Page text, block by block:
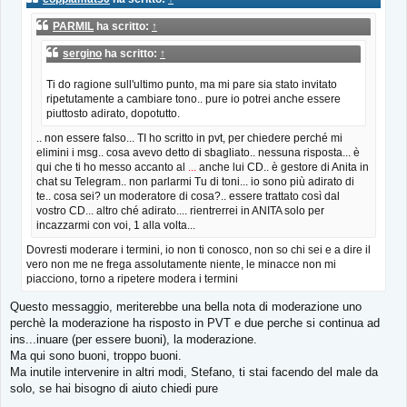
PARMIL ha scritto: ↑
sergino ha scritto: ↑
Ti do ragione sull'ultimo punto, ma mi pare sia stato invitato
ripetutamente a cambiare tono.. pure io potrei anche essere
piuttosto adirato, dopotutto.
.. non essere falso... TI ho scritto in pvt, per chiedere perché mi
elimini i msg.. cosa avevo detto di sbagliato.. nessuna risposta... è
qui che ti ho messo accanto al ... anche lui CD.. è gestore di Anita in
chat su Telegram.. non parlarmi Tu di toni... io sono più adirato di
te.. cosa sei? un moderatore di cosa?.. essere trattato così dal
vostro CD... altro ché adirato.... rientrerrei in ANITA solo per
incazzarmi con voi, 1 alla volta...
Dovresti moderare i termini, io non ti conosco, non so chi sei e a dire il
vero non me ne frega assolutamente niente, le minacce non mi
piacciono, torno a ripetere modera i termini
Questo messaggio, meriterebbe una bella nota di moderazione uno
perchè la moderazione ha risposto in PVT e due perche si continua ad
ins...inuare (per essere buoni), la moderazione.
Ma qui sono buoni, troppo buoni.
Ma inutile intervenire in altri modi, Stefano, ti stai facendo del male da
solo, se hai bisogno di aiuto chiedi pure